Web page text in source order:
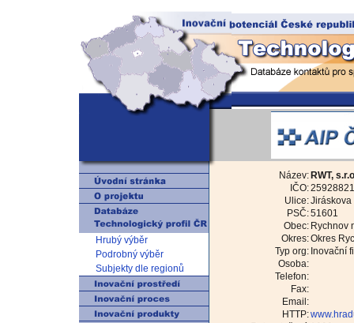
Hrubý výběr
Podrobný výběr
Subjekty dle regionů
Název: RWT,
IČO:25928821
Ulice:Jiráskova
PSČ:51601
Obec: Rychnov
Okres:Okres
Typ org: Inovační
Osoba:
Telefon:
Fax:
Email:
HTTP: